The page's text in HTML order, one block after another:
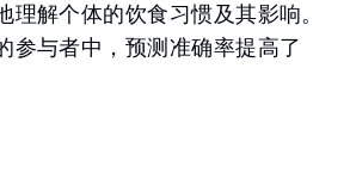
理解个体的饮食习惯及其影响。
参与者中，预测准确率提高了